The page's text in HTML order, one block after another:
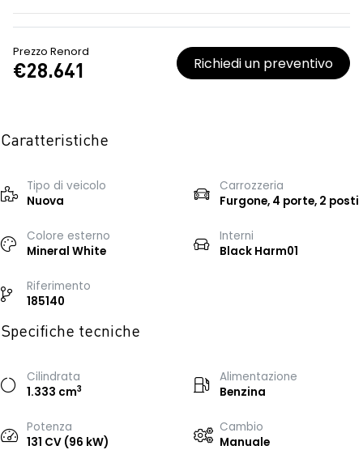
Prezzo Renord
€28.641 Richiedi un preventivo
Caratteristiche
Tipo di veicolo
Nuova
Carrozzeria
Furgone, 4 porte, 2 posti
Colore esterno
Mineral White
Interni
Black Harm01
Riferimento
185140
Specifiche tecniche
Cilindrata
1.333 cm3
Alimentazione
Benzina
Potenza
131 CV (96 kW)
Cambio
Manuale